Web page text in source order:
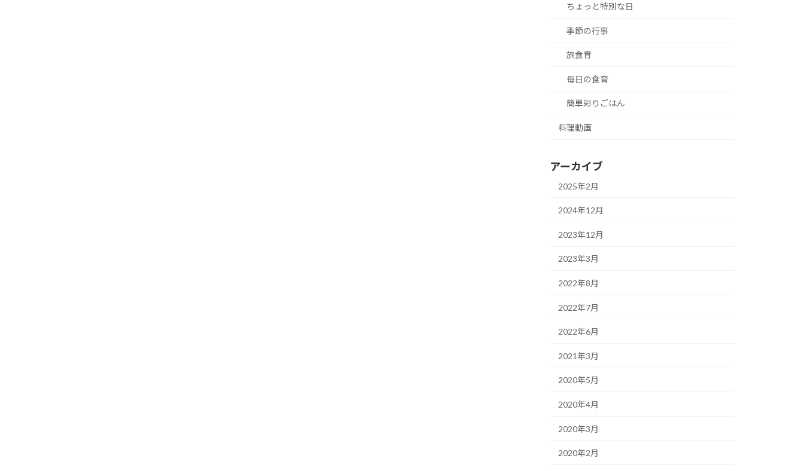
ちょっと特別な日
季節の行事
旅食育
毎日の食育
簡単彩りごはん
料理動画
アーカイブ
2025年2月
2024年12月
2023年12月
2023年3月
2022年8月
2022年7月
2022年6月
2021年3月
2020年5月
2020年4月
2020年3月
2020年2月